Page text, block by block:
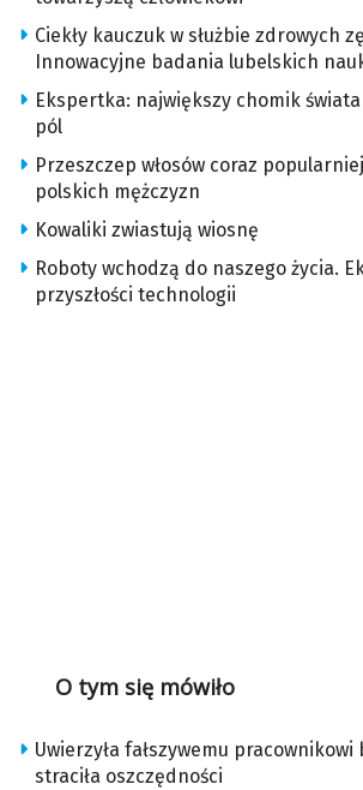
Ciekły kauczuk w służbie zdrowych
Innowacyjne badania lubelskich
Ekspertka: największy chomik
pól
Przeszczep włosów coraz
polskich mężczyzn
Kowaliki zwiastują wiosnę
Roboty wchodzą do naszego życia.
przyszłości technologii
O tym się mówiło
Uwierzyła fałszywemu
straciła oszczędności